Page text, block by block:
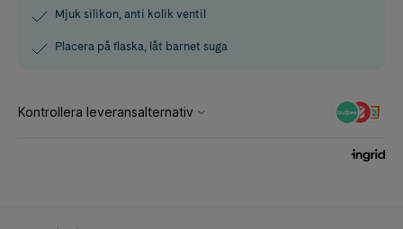
Mjuk silikon, anti kolik ventil
Placera på flaska, låt barnet suga